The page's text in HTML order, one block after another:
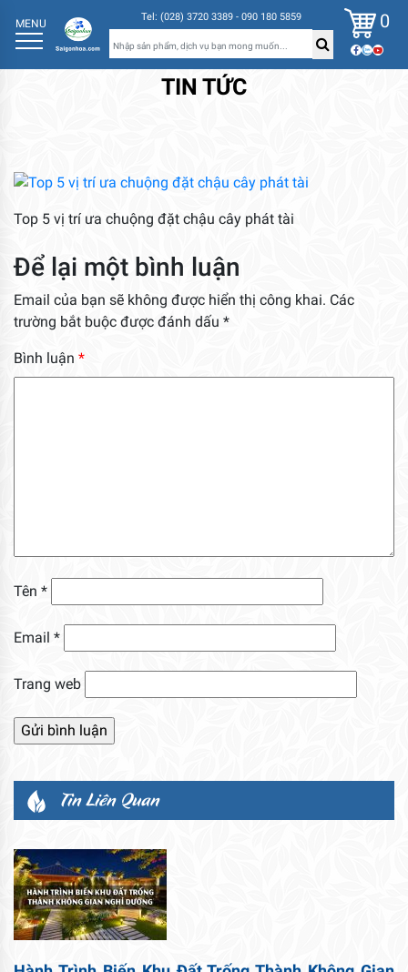
MENU Tel: (028) 3720 3389 - 090 180 5859 0
TIN TỨC
Top 5 vị trí ưa chuộng đặt chậu cây phát tài
Để lại một bình luận
Email của bạn sẽ không được hiển thị công khai. Các
trường bắt buộc được đánh dấu *
Bình luận *
Tên *
Email *
Trang web
Tin Liên Quan